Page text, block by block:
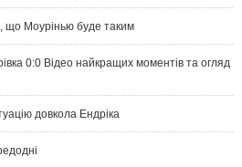
що Моурінью буде таким
0:0 Відео найкращих моментів та огляд
довкола Ендріка